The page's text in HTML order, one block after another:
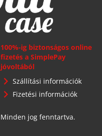
100%-ig biztonságos online
fizetés a SimplePay
jóvoltából
Szállítási információk
Fizetési információk
Minden jog fenntartva.